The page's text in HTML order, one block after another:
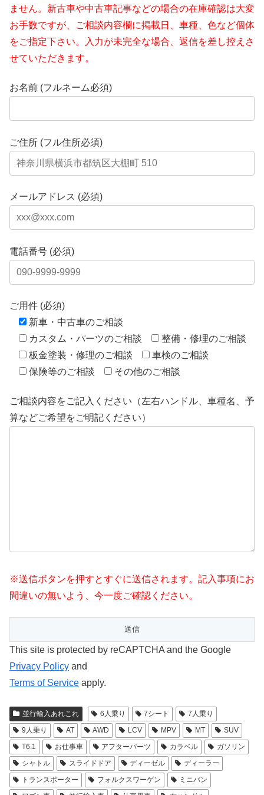
ません。新古車や中古車記事などの場合の在庫確認は大変
お手数ですが、ご相談内容欄に掲載日、車種、色など個体
をご指定下さい。入力が未完全な場合、返信を差し控えさ
せていただきます。
お名前 (フルネーム必須)
ご住所 (フル住所必須)
メールアドレス (必須)
電話番号 (必須)
ご用件 (必須)
新車・中古車のご相談
カスタム・パーツのご相談
整備・修理のご相談
板金塗装・修理のご相談
車検のご相談
保険等のご相談
その他のご相談
ご相談内容をご記入ください（左右ハンドル、車種名、予
算などご希望をご明記ください）
※送信ボタンを押すとすぐに送信されます。記入事項にお
間違いの無いよう、今一度ご確認ください。
This site is protected by reCAPTCHA and the Google
Privacy Policy and
Terms of Service apply.
並行輸入あれこれ 6人乗り 7シート
7人乗り
9人乗り
AT AWD LCV MPV MT
SUV
T6.1
お仕事車 アフターパーツ カラベル
ガソリン
シャトル
スライドドア ディーゼル
ディーラー
トランスポーター
フォルクスワーゲン
ミニバン